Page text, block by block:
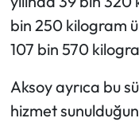
bin 250 kilogram
107 bin 570
Aksoy ayrıca bu
hizmet